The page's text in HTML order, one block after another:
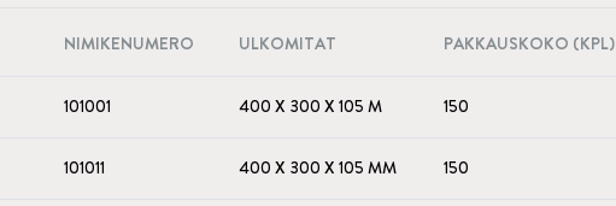
NIMIKENUMERO ULKOMITAT PAKKAUSKOKO (KPL)
101001 400 X 300 X 105 M 150
101011 400 X 300 X 105 MM 150